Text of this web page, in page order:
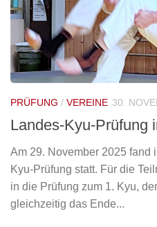
PRÜFUNG / VEREINE 30.
Landes-Kyu-Prüfung
Am 29. November 2025 fand
Kyu-Prüfung statt. Für die
in die Prüfung zum 1. Kyu,
gleichzeitig das Ende...